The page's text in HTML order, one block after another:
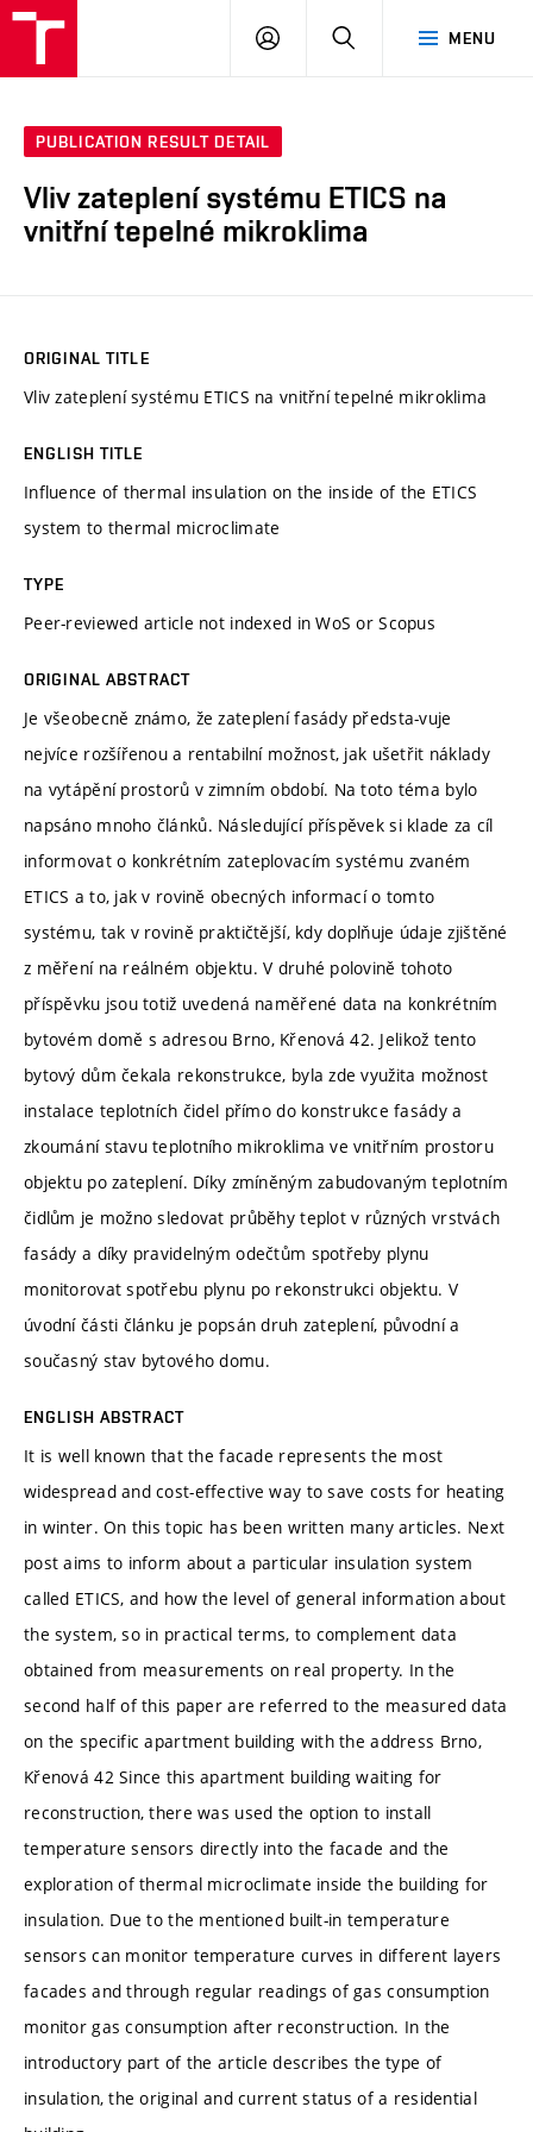
MENU
LOG
SEARCH
PUBLICATION RESULT DETAIL
Vliv zateplení systému ETICS na
vnitřní tepelné mikroklima
ORIGINAL TITLE
Vliv zateplení systému ETICS na vnitřní tepelné mikroklima
ENGLISH TITLE
Influence of thermal insulation on the inside of the ETICS
system to thermal microclimate
TYPE
Peer-reviewed article not indexed in WoS or Scopus
ORIGINAL ABSTRACT
Je všeobecně známo, že zateplení fasády předsta-vuje
nejvíce rozšířenou a rentabilní možnost, jak ušetřit náklady
na vytápění prostorů v zimním období. Na toto téma bylo
napsáno mnoho článků. Následující příspěvek si klade za cíl
informovat o konkrétním zateplovacím systému zvaném
ETICS a to, jak v rovině obecných informací o tomto
systému, tak v rovině praktičtější, kdy doplňuje údaje zjištěné
z měření na reálném objektu. V druhé polovině tohoto
příspěvku jsou totiž uvedená naměřené data na konkrétním
bytovém domě s adresou Brno, Křenová 42. Jelikož tento
bytový dům čekala rekonstrukce, byla zde využita možnost
instalace teplotních čidel přímo do konstrukce fasády a
zkoumání stavu teplotního mikroklima ve vnitřním prostoru
objektu po zateplení. Díky zmíněným zabudovaným teplotním
čidlům je možno sledovat průběhy teplot v různých vrstvách
fasády a díky pravidelným odečtům spotřeby plynu
monitorovat spotřebu plynu po rekonstrukci objektu. V
úvodní části článku je popsán druh zateplení, původní a
současný stav bytového domu.
ENGLISH ABSTRACT
It is well known that the facade represents the most
widespread and cost-effective way to save costs for heating
in winter. On this topic has been written many articles. Next
post aims to inform about a particular insulation system
called ETICS, and how the level of general information about
the system, so in practical terms, to complement data
obtained from measurements on real property. In the
second half of this paper are referred to the measured data
on the specific apartment building with the address Brno,
Křenová 42 Since this apartment building waiting for
reconstruction, there was used the option to install
temperature sensors directly into the facade and the
exploration of thermal microclimate inside the building for
insulation. Due to the mentioned built-in temperature
sensors can monitor temperature curves in different layers
facades and through regular readings of gas consumption
monitor gas consumption after reconstruction. In the
introductory part of the article describes the type of
insulation, the original and current status of a residential